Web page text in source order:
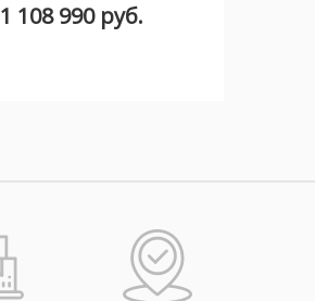
1 108 990 руб.